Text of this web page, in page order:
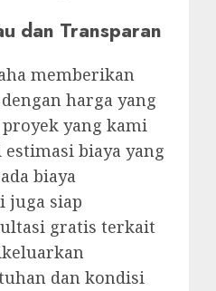
dan Transparan
memberikan
harga yang
yang kami
biaya yang
biaya
juga siap
gratis terkait
dan kondisi